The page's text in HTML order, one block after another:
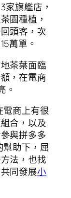
家旗艦店，
園種植，
頭客，次
萬單。
茶葉面臨
，在電商
。
電商上有很
合，以及
與拼多多
幫助下，屈
法，也找
同發展小